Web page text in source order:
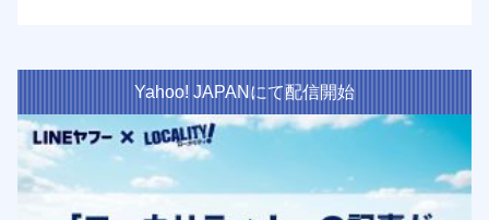
Yahoo! JAPANにて配信開始